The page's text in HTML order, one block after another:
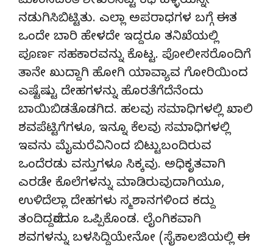
ನಡುಗಿಸಿಬಿಟ್ಟಿತು. ಎಲ್ಲಾ ಅಪರಾಧಗಳ ಬಗ್ಗೆ ಈತ
ಒಂದೇ ಬಾರಿ ಹೇಳದೇ ಇದ್ದರೂ ತನಿಖೆಯಲ್ಲಿ
ಪೂರ್ಣ ಸಹಕಾರವನ್ನು ಕೊಟ್ಟ. ಪೋಲೀಸರೊಂದಿಗೆ
ತಾನೇ ಖುದ್ದಾಗಿ ಹೋಗಿ ಯಾವ್ಯಾವ ಗೋರಿಯಿಂದ
ಎಷ್ಟೆಷ್ಟು ದೇಹಗಳನ್ನು ಹೊರತೆಗೆದೆನೆಂದು
ಬಾಯಿಬಿಡತೊಡಗಿದ. ಹಲವು ಸಮಾಧಿಗಳಲ್ಲಿ ಖಾಲಿ
ಶವಪೆಟ್ಟಿಗೆಗಳೂ, ಇನ್ನೂ ಕೆಲವು ಸಮಾಧಿಗಳಲ್ಲಿ
ಇವನು ಮೈಮರೆವಿನಿಂದ ಬಿಟ್ಟುಬಂದಿರುವ
ಒಂದೆರಡು ವಸ್ತುಗಳೂ ಸಿಕ್ಕವು. ಅಧಿಕೃತವಾಗಿ
ಎರಡೇ ಕೊಲೆಗಳನ್ನು ಮಾಡಿರುವುದಾಗಿಯೂ,
ಉಳಿದೆಲ್ಲಾ ದೇಹಗಳು ಸ್ಮಶಾನಗಳಿಂದ ಕದ್ದು
ತಂದಿದ್ದವೆಂದೂ ಒಪ್ಪಿಕೊಂಡ. ಲೈಂಗಿಕವಾಗಿ
ಶವಗಳನ್ನು ಬಳಸಿದ್ದಿಯೇನೋ (ಸೈಕಾಲಜಿಯಲ್ಲಿ ಈ